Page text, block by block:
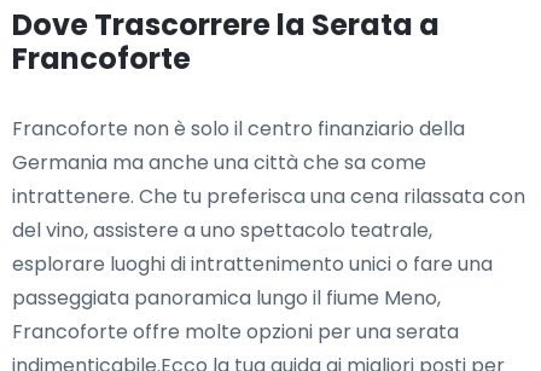
Dove Trascorrere la Serata a
Francoforte
Francoforte non è solo il centro finanziario della
Germania ma anche una città che sa come
intrattenere. Che tu preferisca una cena rilassata con
del vino, assistere a uno spettacolo teatrale,
esplorare luoghi di intrattenimento unici o fare una
passeggiata panoramica lungo il fiume Meno,
Francoforte offre molte opzioni per una serata
indimenticabile.Ecco la tua guida ai migliori posti per